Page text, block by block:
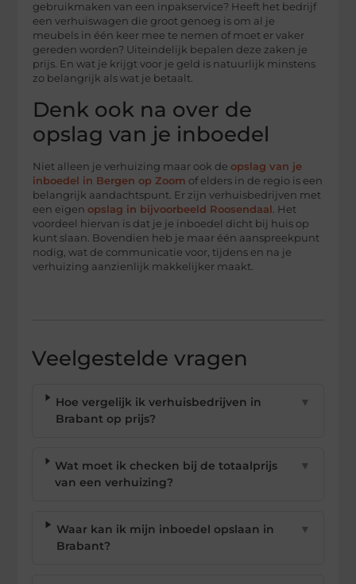
gebruikmaken van een inpakservice? Heeft het bedrijf
een verhuiswagen die groot genoeg is om al je
meubels in één keer mee te nemen of moet er vaker
gereden worden? Uiteindelijk bepalen deze zaken je
prijs. En wat je krijgt voor je geld is natuurlijk minstens
zo belangrijk als wat je betaalt.
Denk ook na over de
opslag van je inboedel
Niet alleen je verhuizing maar ook deopslag van je
inboedel in Bergen op Zoom of elders in de regio is een
belangrijk aandachtspunt. Er zijn verhuisbedrijven met
een eigenopslag in bijvoorbeeld Roosendaal
. Het
voordeel hiervan is dat je je inboedel dicht bij huis op
kunt slaan. Bovendien heb je maar één aanspreekpunt
nodig, wat de communicatie voor, tijdens en na je
verhuizing aanzienlijk makkelijker maakt.
Veelgestelde vragen
Hoe vergelijk ik verhuisbedrijven in
Brabant op prijs?
▼
Wat moet ik checken bij de totaalprijs
van een verhuizing?
▼
Waar kan ik mijn inboedel opslaan in
Brabant?
▼